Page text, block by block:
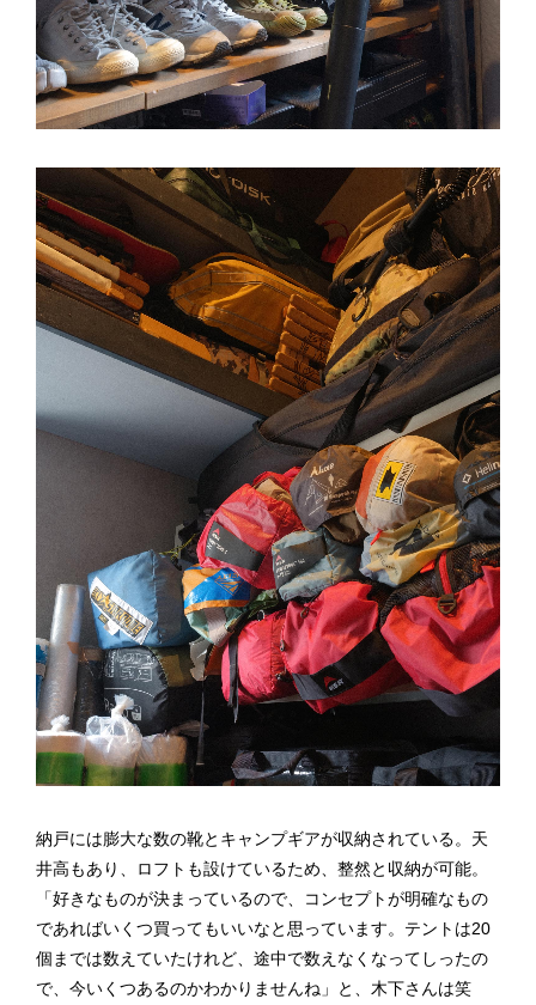
納戸には膨大な数の靴とキャンプギアが収納されている。天
井高もあり、ロフトも設けているため、整然と収納が可能。
「好きなものが決まっているので、コンセプトが明確なもの
であればいくつ買ってもいいなと思っています。テントは20
個までは数えていたけれど、途中で数えなくなってしったの
で、今いくつあるのかわかりませんね」と、木下さんは笑